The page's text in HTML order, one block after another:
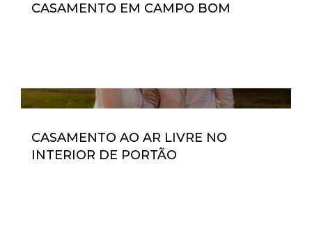
CASAMENTO EM CAMPO BOM
CASAMENTO AO AR LIVRE NO
INTERIOR DE PORTÃO